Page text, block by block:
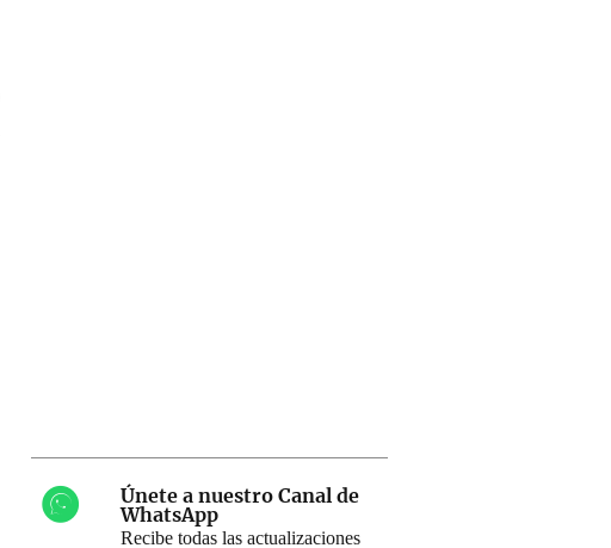
Únete a nuestro Canal de
WhatsApp
Recibe todas las actualizaciones